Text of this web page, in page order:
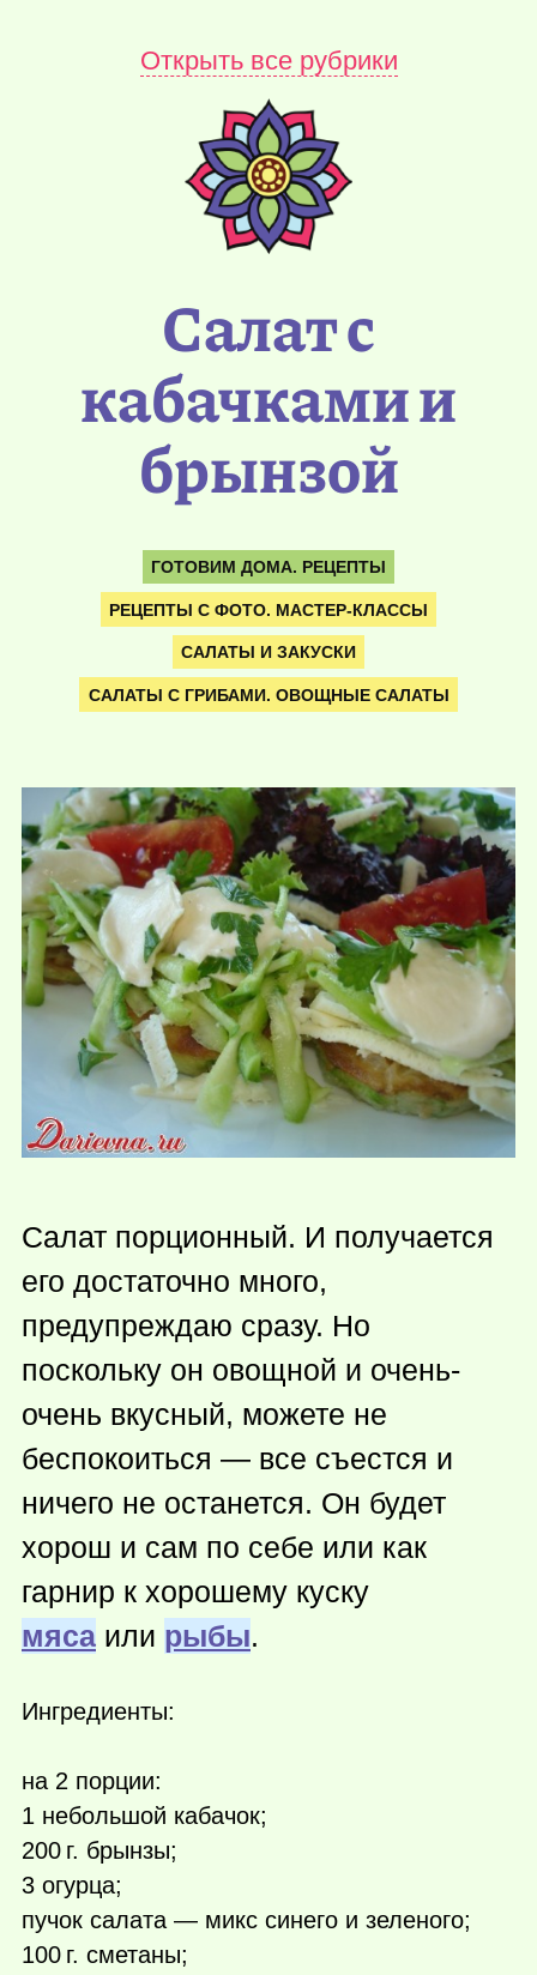
Открыть все рубрики
Салат с
кабачками и
брынзой
ГОТОВИМ ДОМА. РЕЦЕПТЫ
РЕЦЕПТЫ С ФОТО. МАСТЕР-КЛАССЫ
САЛАТЫ И ЗАКУСКИ
САЛАТЫ С ГРИБАМИ. ОВОЩНЫЕ САЛАТЫ
Салат порционный. И получается
его достаточно много,
предупреждаю сразу. Но
поскольку он овощной и очень-
очень вкусный, можете не
беспокоиться — все съестся и
ничего не останется. Он будет
хорош и сам по себе или как
гарнир к хорошему куску
мяса или рыбы.
Ингредиенты:
на 2 порции:
1 небольшой кабачок;
200 г. брынзы;
3 огурца;
пучок салата — микс синего и зеленого;
100 г. сметаны;